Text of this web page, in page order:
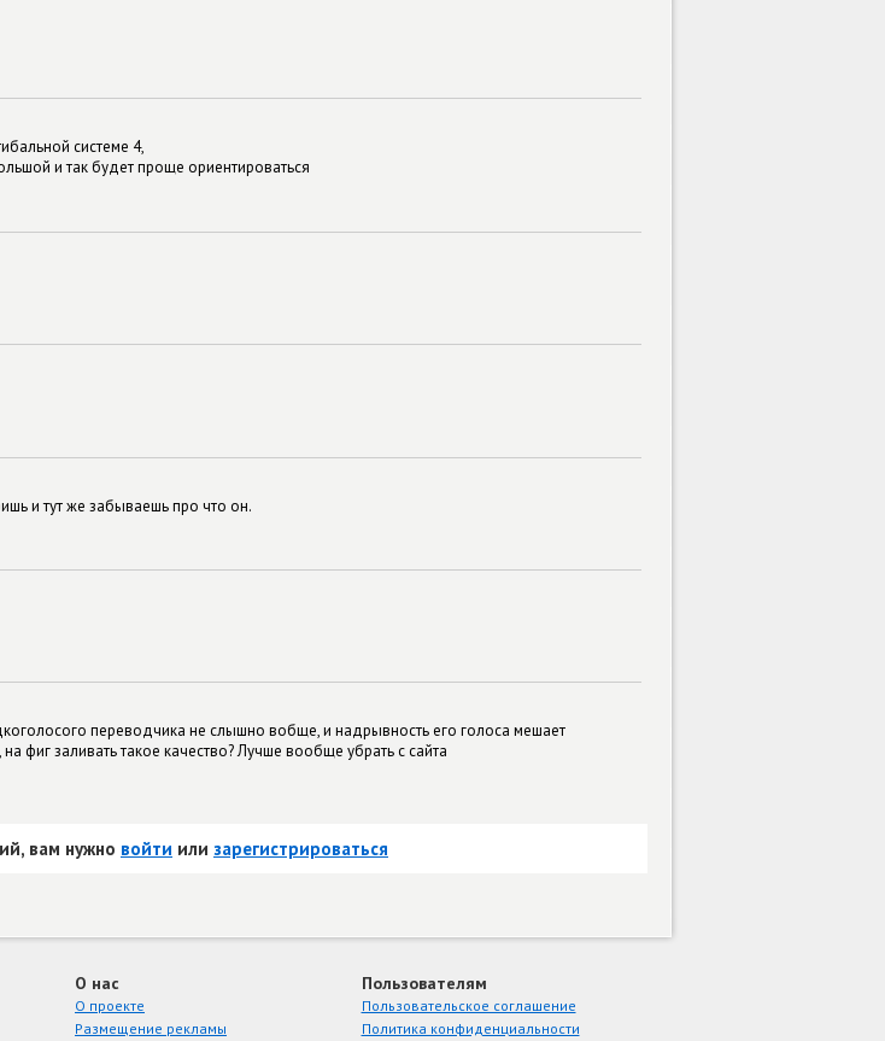
системе 4,
и так будет проще ориентироваться
и тут же забываешь про что он.
переводчика не слышно вобще, и надрывность его голоса мешает
фиг заливать такое качество? Лучше вообще убрать с сайта
вам нужно войти или зарегистрироваться
О нас
О проекте
Размещение рекламы
Пользователям
Пользовательское соглашение
Политика конфиденциальности